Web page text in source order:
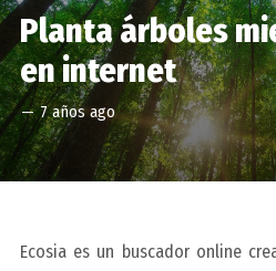
Planta árboles
en internet
— 7 años ago
Ecosia es un buscador online